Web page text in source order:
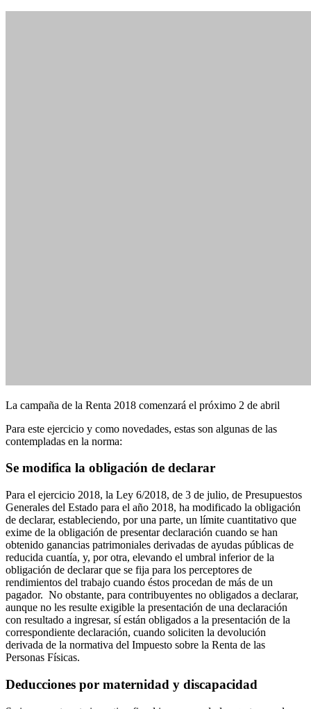
La campaña de la Renta 2018 comenzará el próximo 2 de abril
Para este ejercicio y como novedades, estas son algunas de las
contempladas en la norma:
Se modifica la obligación de declarar
Para el ejercicio 2018, la Ley 6/2018, de 3 de julio, de Presupuestos
Generales del Estado para el año 2018, ha modificado la obligación
de declarar, estableciendo, por una parte, un límite cuantitativo que
exime de la obligación de presentar declaración cuando se han
obtenido ganancias patrimoniales derivadas de ayudas públicas de
reducida cuantía, y, por otra, elevando el umbral inferior de la
obligación de declarar que se fija para los perceptores de
rendimientos del trabajo cuando éstos procedan de más de un
pagador. No obstante, para contribuyentes no obligados a declarar,
aunque no les resulte exigible la presentación de una declaración
con resultado a ingresar, sí están obligados a la presentación de la
correspondiente declaración, cuando soliciten la devolución
derivada de la normativa del Impuesto sobre la Renta de las
Personas Físicas.
Deducciones por maternidad y discapacidad